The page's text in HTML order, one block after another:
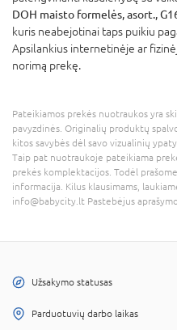
DOH maisto formelės, asort.,
kuris neabejotinai taps puikiu
Apsilankius internetinėje ar
norimą prekę.
Pateikiamos prekės nuotraukos yra
pavyzdinės. Originalių produktų
kitos savybės dėl savo vizualinių
Taip pat nuotraukoje pateikiama
prekės komplektacijos. Todėl
informacija. Kilus klausimams,
info@babycity.lt Pastebėjus
Užsakymo statusas
Parduotuvių darbo laikas